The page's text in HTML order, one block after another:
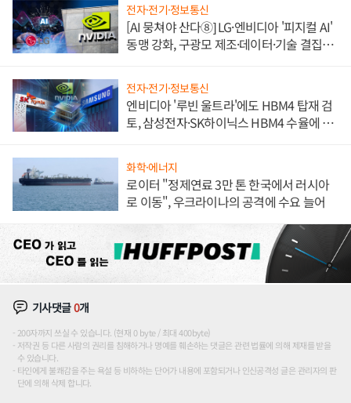
전자·전기·정보통신
[AI 뭉쳐야 산다⑧] LG·엔비디아 '피지컬 AI'
동맹 강화, 구광모 제조·데이터·기술 결집
전자·전기·정보통신
엔비디아 '루빈 울트라'에도 HBM4 탑재 검
토, 삼성전자·SK하이닉스 HBM4 수율에 주
화학·에너지
로이터 "정제연료 3만 톤 한국에서 러시아
로 이동", 우크라이나의 공격에 수요 늘어
기사댓글0개
200자까지 쓰실 수 있습니다. (현재 0 byte / 최대 400byte)
저작권 등 다른 사람의 권리를 침해하거나 명예를 훼손하는 댓글은 관련 법률에 의해 제재를 받을
수 있습니다.
타인에게 불쾌감을 주는 욕설 등 비하하는 단어가 내용에 포함되거나 인신공격성 글은 관리자의 판
단에 의해 삭제 합니다.